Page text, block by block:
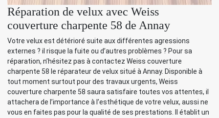
Réparation de velux avec Weiss
couverture charpente 58 de Annay
Votre velux est détérioré suite aux différentes agressions
externes ? il risque la fuite ou d’autres problèmes ? Pour sa
réparation, n’hésitez pas à contactez Weiss couverture
charpente 58 le réparateur de velux situé à Annay. Disponible à
tout moment surtout pour des travaux urgents, Weiss
couverture charpente 58 saura satisfaire toutes vos attentes, il
attachera de l’importance à l’esthétique de votre velux, aussi ne
vous en faites pas pour la qualité de ses prestations. Il établit un